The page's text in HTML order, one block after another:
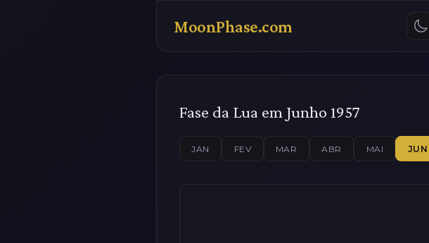
MoonPhase.com
Fase da Lua em Junho 1957
JAN FEV MAR ABR MAI JUN